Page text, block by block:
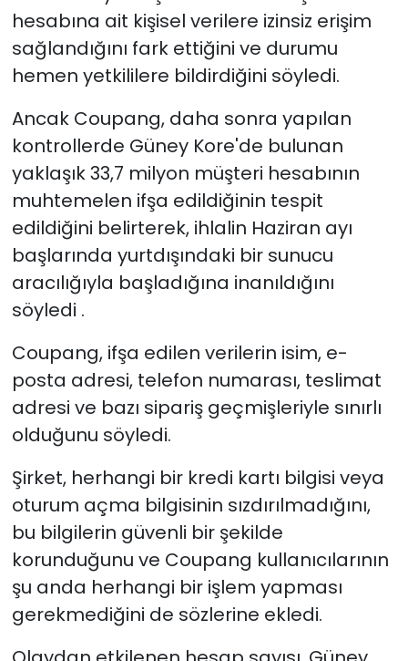
hesabına ait kişisel verilere izinsiz erişim
sağlandığını fark ettiğini ve durumu
hemen yetkililere bildirdiğini söyledi.
Ancak Coupang, daha sonra yapılan
kontrollerde Güney Kore'de bulunan
yaklaşık 33,7 milyon müşteri hesabının
muhtemelen ifşa edildiğinin tespit
edildiğini belirterek, ihlalin Haziran ayı
başlarında yurtdışındaki bir sunucu
aracılığıyla başladığına inanıldığını
söyledi .
Coupang, ifşa edilen verilerin isim, e-
posta adresi, telefon numarası, teslimat
adresi ve bazı sipariş geçmişleriyle sınırlı
olduğunu söyledi.
Şirket, herhangi bir kredi kartı bilgisi veya
oturum açma bilgisinin sızdırılmadığını,
bu bilgilerin güvenli bir şekilde
korunduğunu ve Coupang kullanıcılarının
şu anda herhangi bir işlem yapması
gerekmediğini de sözlerine ekledi.